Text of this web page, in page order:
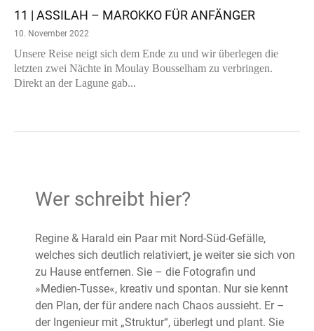
11 | ASSILAH – MAROKKO FÜR ANFÄNGER
10. November 2022
Unsere Reise neigt sich dem Ende zu und wir überlegen die
letzten zwei Nächte in Moulay Bousselham zu verbringen.
Direkt an der Lagune gab...
Wer schreibt hier?
Regine & Harald ein Paar mit Nord-Süd-Gefälle,
welches sich deutlich relativiert, je weiter sie sich von
zu Hause entfernen. Sie – die Fotografin und
»Medien-Tusse«, kreativ und spontan. Nur sie kennt
den Plan, der für andere nach Chaos aussieht. Er –
der Ingenieur mit „Struktur“, überlegt und plant. Sie